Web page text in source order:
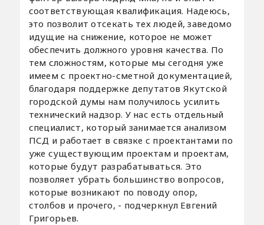
соответствующая квалификация. Надеюсь,
это позволит отсекать тех людей, заведомо
идущие на снижение, которое не может
обеспечить должного уровня качества. По
тем сложностям, которые мы сегодня уже
имеем с проектно-сметной документацией,
благодаря поддержке депутатов Якутской
городской думы нам получилось усилить
технический надзор. У нас есть отдельный
специалист, который занимается анализом
ПСД и работает в связке с проектантами по
уже существующим проектам и проектам,
которые будут разрабатываться. Это
позволяет убрать большинство вопросов,
которые возникают по поводу опор,
столбов и прочего, - подчеркнул Евгений
Григорьев.